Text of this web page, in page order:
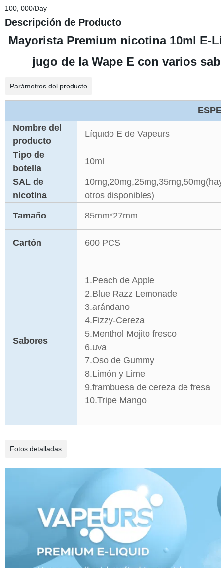
100, 000/Day
Descripción de Producto
Mayorista Premium nicotina 10ml E-
jugo de la Wape E con varios
Parámetros del producto
Nombre del
producto
Líquido E de Vapeurs
Tipo de
botella
10ml
SAL de
nicotina
otros disponibles)
Tamaño 85mm*27mm
Cartón 600 PCS
Sabores
1.Peach de Apple
2.Blue Razz Lemonade
3.arándano
4.Fizzy-Cereza
5.Menthol Mojito fresco
6.uva
7.Oso de Gummy
8.Limón y Lime
9.frambuesa de cereza de fresa
10.Tripe Mango
Fotos detalladas